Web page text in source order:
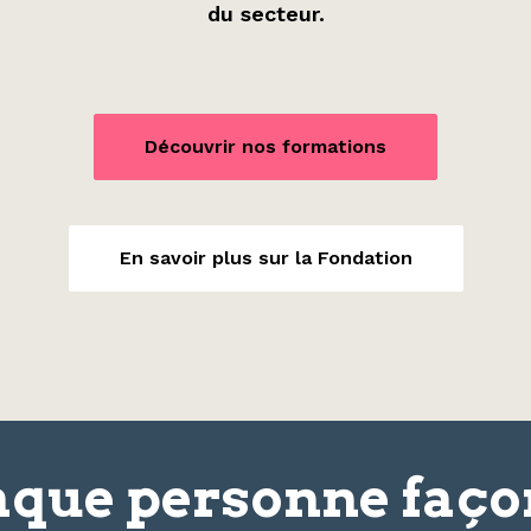
du secteur.
Découvrir nos formations
En savoir plus sur la Fondation
personne